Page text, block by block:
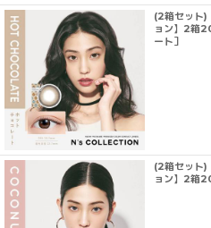
(2箱セット
ョン】2箱
ート］
(2箱セット
ョン】2箱